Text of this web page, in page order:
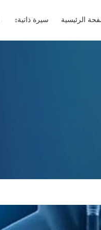
الرئيسية سيرة ذاتية